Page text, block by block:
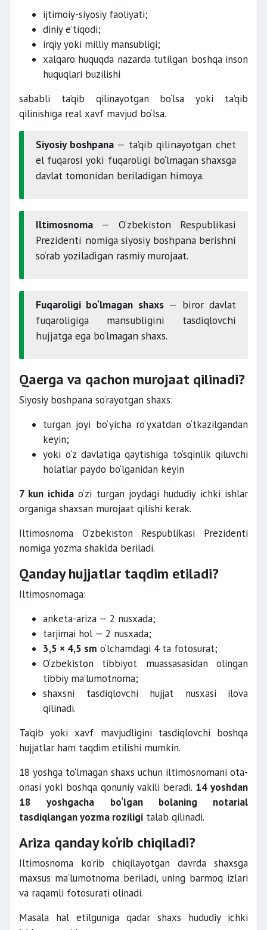
ijtimoiy-siyosiy faoliyati;
diniy e’tiqodi;
irqiy yoki milliy mansubligi;
xalqaro huquqda nazarda tutilgan boshqa inson
huquqlari buzilishi
sababli ta’qib qilinayotgan bo‘lsa yoki ta’qib
qilinishiga real xavf mavjud bo‘lsa.
Siyosiy boshpana— ta’qib qilinayotgan chet
el fuqarosi yoki fuqaroligi bo‘lmagan shaxsga
davlat tomonidan beriladigan himoya.
Iltimosnoma — O‘zbekiston Respublikasi
Prezidenti nomiga siyosiy boshpana berishni
so‘rab yoziladigan rasmiy murojaat.
Fuqaroligi bo‘lmagan shaxs— biror davlat
fuqaroligiga mansubligini tasdiqlovchi
hujjatga ega bo‘lmagan shaxs.
Qaerga va qachon murojaat qilinadi?
Siyosiy boshpana so‘rayotgan shaxs:
turgan joyi bo‘yicha ro‘yxatdan o‘tkazilgandan
keyin;
yoki o‘z davlatiga qaytishiga to‘sqinlik qiluvchi
holatlar paydo bo‘lganidan keyin
7 kun ichidao‘zi turgan joydagi hududiy ichki ishlar
organiga shaxsan murojaat qilishi kerak.
Iltimosnoma O‘zbekiston Respublikasi Prezidenti
nomiga yozma shaklda beriladi.
Qanday hujjatlar taqdim etiladi?
Iltimosnomaga:
anketa-ariza — 2 nusxada;
tarjimai hol — 2 nusxada;
3,5 × 4,5 sm o‘lchamdagi 4 ta fotosurat;
O‘zbekiston tibbiyot muassasasidan olingan
tibbiy ma’lumotnoma;
shaxsni tasdiqlovchi hujjat nusxasi ilova
qilinadi.
Ta’qib yoki xavf mavjudligini tasdiqlovchi boshqa
hujjatlar ham taqdim etilishi mumkin.
18 yoshga to‘lmagan shaxs uchun iltimosnomani ota-
onasi yoki boshqa qonuniy vakili beradi. 14 yoshdan
18 yoshgacha bo‘lgan bolaning notarial
tasdiqlangan yozma roziligi talab qilinadi.
Ariza qanday ko‘rib chiqiladi?
Iltimosnoma ko‘rib chiqilayotgan davrda shaxsga
maxsus ma’lumotnoma beriladi, uning barmoq izlari
va raqamli fotosurati olinadi.
Masala hal etilguniga qadar shaxs hududiy ichki